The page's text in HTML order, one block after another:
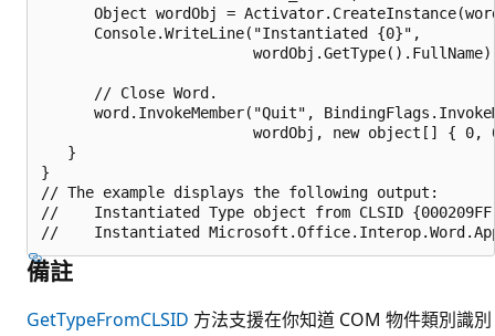
Object wordObj =
      Console.WriteLine("Instantiated {0}",
      // Close Word.
word.InvokeMember("Quit",
wordObj, new object[] { 0,
   }
}
// The example displays the following output:
//    Instantiated Type object from CLSID {000209FF-
備註
GetTypeFromCLSID 方法支援在你知道 COM 物件類別識別